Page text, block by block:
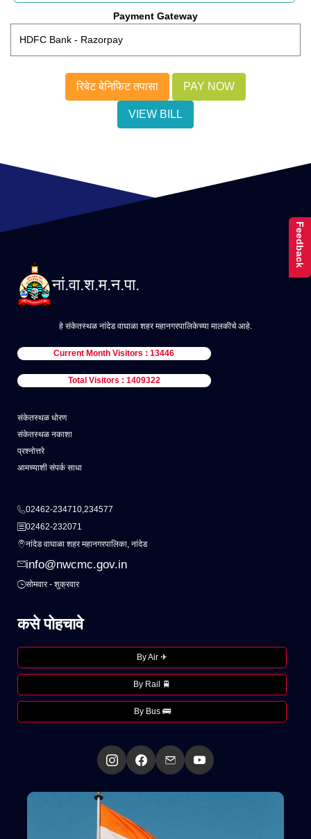
Payment Gateway
रिबेट बेनिफिट तपासा
VIEW BILL
नां.वा.श.म.न.पा.
हे संकेतस्थळ नांदेड वाघाळा शहर महानगरपालिकेच्या मालकीचे आहे.
Current Month Visitors : 13446
Total Visitors : 1409322
संकेतस्थळ धोरण
संकेतस्थळ नकाशा
प्रश्नोत्तरे
आमच्याशी संपर्क साधा
02462-234710,234577
02462-232071
नांदेड वाघाळा शहर महानगरपालिका, नांदेड
info@nwcmc.gov.in
सोमवार - शुक्रवार
कसे पोहचावे
By Air ✈
By Rail 🚆
By Bus 🚌
Feedback